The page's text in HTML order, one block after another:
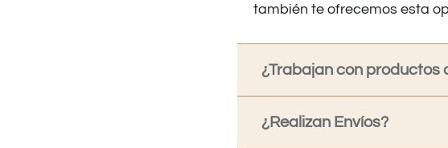
también te ofrecemos esta
¿Trabajan con productos
¿Realizan Envíos?